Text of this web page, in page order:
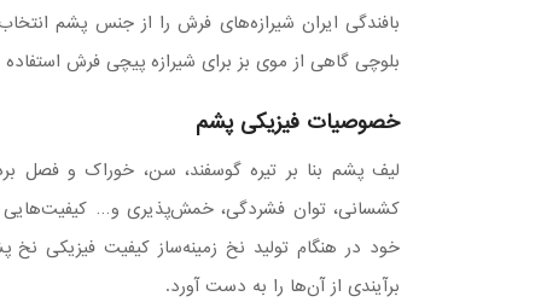
بافندگی ایران شیرازه‌های فرش را از جنس پشم
بلوچی گاهی از موی بز برای شیرازه پیچی فرش
خصوصیات فیزیکی پشم
لیف پشم بنا بر تیره گوسفند، سن، خوراک و فصل
کشسانی، توان فشردگی، خمش‌پذیری و…
خود در هنگام تولید نخ زمینه‌ساز کیفیت فیزیکی
برآیندی از آن‌ها را به دست آورد.